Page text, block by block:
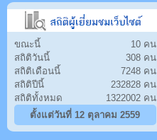
ขณะนี้
10 คน
สถิติวันนี้
308 คน
สถิติเดือนนี้
7248 คน
สถิติปีนี้
232828 คน
สถิติทั้งหมด
1322002 คน
ตั้งแต่วันที่ 12 ตุลาคม 2559